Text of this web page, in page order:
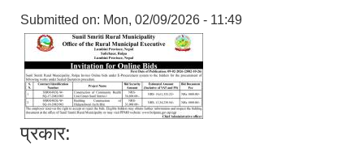
Submitted on: Mon, 02/09/2026 - 11:49
प्रकार: